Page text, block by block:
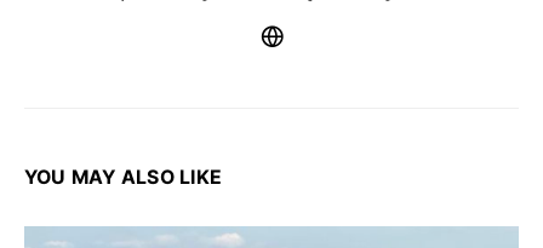
YOU MAY ALSO LIKE